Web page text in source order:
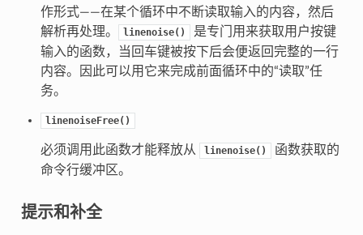
作形式——在某个循环中不断读取输入的内容，然后
解析再处理。
linenoise()
是专门用来获取用户按键
输入的函数，当回车键被按下后会便返回完整的一行
内容。因此可以用它来完成前面循环中的“读取”任
务。
linenoiseFree()
必须调用此函数才能释放从 linenoise()
函数获取的
命令行缓冲区。
提示和补全